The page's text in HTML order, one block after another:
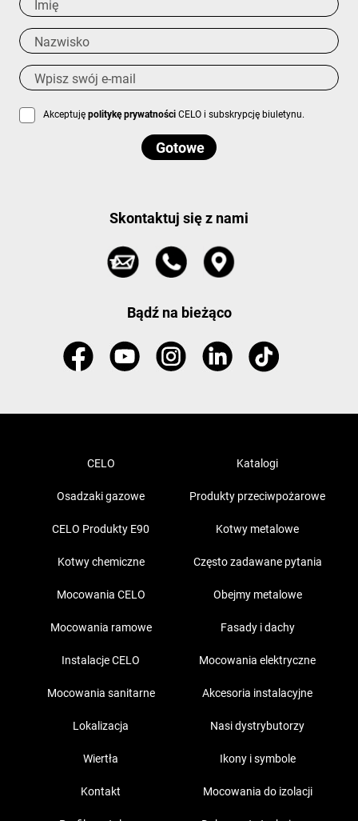
Akceptujępolitykę prywatności CELO i subskrypcję biuletynu.
Skontaktuj się z nami
Bądź na bieżąco
CELO Katalogi
Osadzaki gazowe Produkty przeciwpożarowe
CELO Produkty E90 Kotwy metalowe
Kotwy chemiczne Często zadawane pytania
Mocowania CELO Obejmy metalowe
Mocowania ramowe Fasady i dachy
Instalacje CELO Mocowania elektryczne
Mocowania sanitarne Akcesoria instalacyjne
Lokalizacja Nasi dystrybutorzy
Wiertła Ikony i symbole
Kontakt Mocowania do izolacji